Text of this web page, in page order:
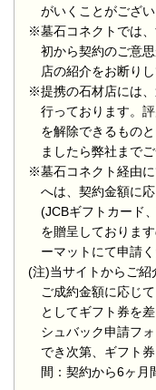
がいくことがござ
※墓石コネクトでは
初から契約のご意
店の紹介をお断りし
※提携の石材店には
行っております。
を解除できるもの
ましたら弊社までご
※墓石コネクト経由
へは、契約金額に
(JCBギフトカード
を贈呈しておりま
ーマットにて申請
(注)当サイトからご紹
ご成約金額に応じ
としてギフト券を
シュバック申請フ
でき次第、ギフト
間：契約から6ヶ月